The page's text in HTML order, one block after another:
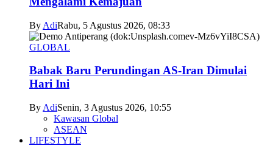
By AdiRabu, 5 Agustus 2026, 08:33
GLOBAL
Babak Baru Perundingan AS-Iran Dimulai
Hari Ini
By AdiSenin, 3 Agustus 2026, 10:55
Kawasan Global
ASEAN
LIFESTYLE